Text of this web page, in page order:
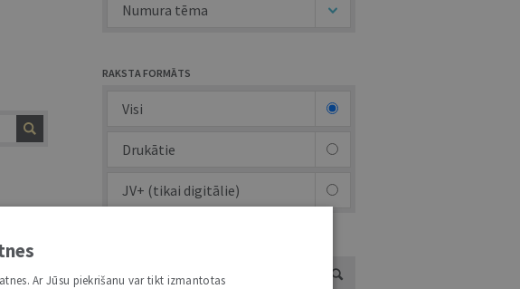
Numura tēma
RAKSTA FORMĀTS
Visi
Drukātie
JV+ (tikai digitālie)
Ar Jūsu piekrišanu var tikt izmantotas